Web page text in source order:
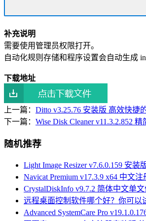
补充说明
需要使用管理员权限打开。
自动化规则存储和程序设置会自动生成
下载地址
上一篇： Ditto v3.25.76 安装版 高效快捷
下一篇： Wise Disk Cleaner v11.3.2.852
随机推荐
Light Image Resizer v7.6.0.159 安装
Navicat Premium v17.3.9 x64 中文
CrystalDiskInfo v9.7.2 简体中文单
远程桌面控制软件哪个好？你可以
Advanced SystemCare Pro